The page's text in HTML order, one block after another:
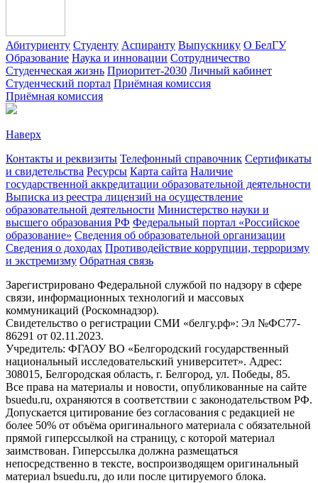
Абитуриенту Студенту Аспиранту Выпускнику О БелГУ
Образование Наука и инновации Сотрудничество
Студенческая жизнь Приоритет-2030 Личный кабинет
Студенческий портал Приёмная комиссия
Приёмная комиссия
Наверх
Контакты и реквизиты Телефонный справочник Сертификаты
и свидетельства Ресурсы Карта сайта Наличие
государственной аккредитации образовательной деятельности
Выписка из реестра лицензий на осуществление
образовательной деятельности Министерствo науки и
высшего образования РФ Федеральный портал «Российское
образование» Сведения об образовательной организации
Сведения о доходах Противодействие коррупции, терроризму
и экстремизму Обратная связь
Зарегистрировано Федеральной службой по надзору в сфере
связи, информационных технологий и массовых
коммуникаций (Роскомнадзор).
Свидетельство о регистрации СМИ «белгу.рф»: Эл №ФС77-
86291 от 02.11.2023.
Учредитель: ФГАОУ ВО «Белгородский государственный
национальный исследовательский университет». Адрес:
308015, Белгородская область, г. Белгород, ул. Победы, 85.
Все права на материалы и новости, опубликованные на сайте
bsuedu.ru, охраняются в соответствии с законодательством РФ.
Допускается цитирование без согласования с редакцией не
более 50% от объёма оригинального материала с обязательной
прямой гиперссылкой на страницу, с которой материал
заимствован. Гиперссылка должна размещаться
непосредственно в тексте, воспроизводящем оригинальный
материал bsuedu.ru, до или после цитируемого блока.